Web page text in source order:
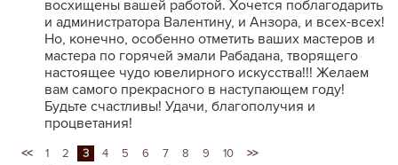
восхищены вашей работой. Хочется поблагодарить
и администратора Валентину, и Анзора, и всех-всех!
Но, конечно, особенно отметить ваших мастеров и
мастера по горячей эмали Рабадана, творящего
настоящее чудо ювелирного искусства!!! Желаем
вам самого прекрасного в наступающем году!
Будьте счастливы! Удачи, благополучия и
процветания!
<< 1 2 3 4 5 6 7 8 9 10 >>